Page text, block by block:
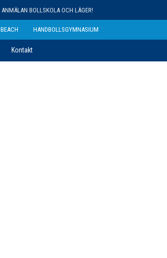
ANMÄLAN BOLLSKOLA OCH LÄGER!
BEACH HANDBOLLSGYMNASIUM
Kontakt